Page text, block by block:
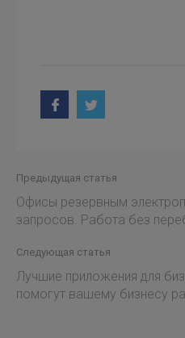
Предыдущая статья
Офисы резервным
запросов. Работа без
Следующая статья
Лучшие приложения для
помогут вашему бизнесу